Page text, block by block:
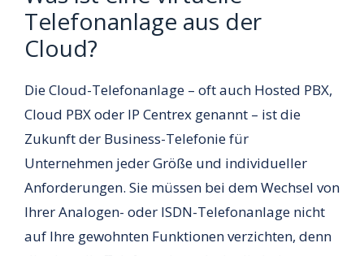
Telefonanlage aus der
Cloud?
Die Cloud-Telefonanlage – oft auch Hosted PBX,
Cloud PBX oder IP Centrex genannt – ist die
Zukunft der Business-Telefonie für
Unternehmen jeder Größe und individueller
Anforderungen. Sie müssen bei dem Wechsel von
Ihrer Analogen- oder ISDN-Telefonanlage nicht
auf Ihre gewohnten Funktionen verzichten, denn